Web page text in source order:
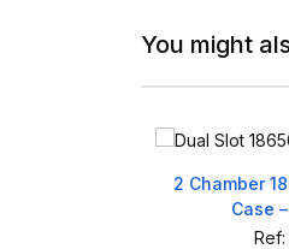
You might
3 Chamber
Case